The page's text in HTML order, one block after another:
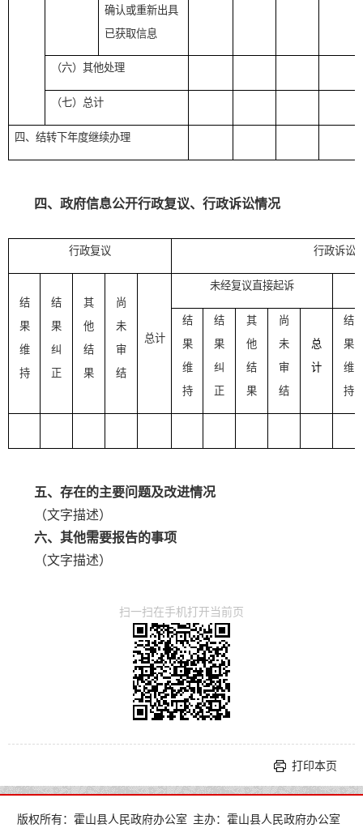
确认或重新出具
已获取信息
（六）其他处理
（七）总计
四、结转下年度继续办理
四、政府信息公开行政复议、行政诉讼情况
行政复议 行政诉讼
结
果
维
持
结
果
纠
正
其
他
结
果
尚
未
审
结
总计
未经复议直接起诉
结
果
维
持
结
果
纠
正
其
他
结
果
尚
未
审
结
总
计
结
果
维
持
五、存在的主要问题及改进情况
（文字描述）
六、其他需要报告的事项
（文字描述）
扫一扫在手机打开当前页
打印本页
版权所有：霍山县人民政府办公室 主办：霍山县人民政府办公室